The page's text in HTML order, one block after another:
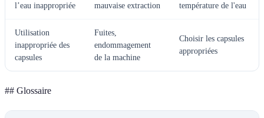
l’eau inappropriée
mauvaise extraction
température de l'eau
Utilisation
inappropriée des
capsules
Fuites,
endommagement
de la machine
Choisir les capsules
appropriées
## Glossaire